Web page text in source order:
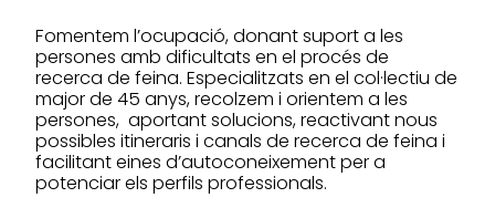
Fomentem l’ocupació, donant suport a les
persones amb dificultats en el procés de
recerca de feina. Especialitzats en el col·lectiu de
major de 45 anys, recolzem i orientem a les
persones, aportant solucions, reactivant nous
possibles itineraris i canals de recerca de feina i
facilitant eines d’autoconeixement per a
potenciar els perfils professionals.